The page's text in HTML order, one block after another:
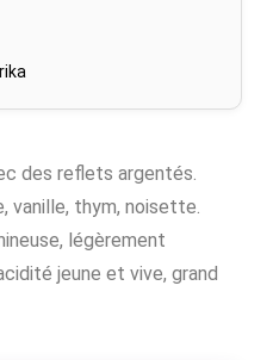
des reflets argentés.
vanille, thym, noisette.
légèrement
jeune et vive, grand